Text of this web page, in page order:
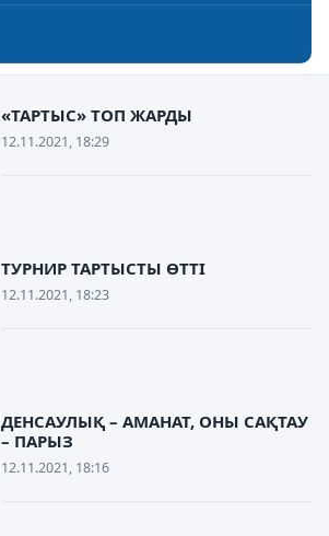
«ТАРТЫС» ТОП ЖАРДЫ
12.11.2021, 18:29
ТУРНИР ТАРТЫСТЫ ӨТТІ
12.11.2021, 18:23
ДЕНСАУЛЫҚ – АМАНАТ, ОНЫ САҚТАУ
– ПАРЫЗ
12.11.2021, 18:16